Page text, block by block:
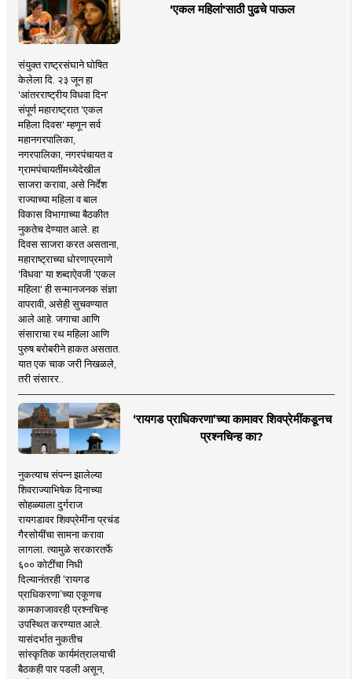
'एकल महिलां'साठी पुढचे पाऊल
संयुक्त राष्ट्रसंघाने घोषित
केलेला दि. २३ जून हा
'आंतरराष्ट्रीय विधवा दिन'
संपूर्ण महाराष्ट्रात 'एकल
महिला दिवस' म्हणून सर्व
महानगरपालिका,
नगरपालिका, नगरपंचायत व
ग्रामपंचायतींमध्येदेखील
साजरा करावा, असे निर्देश
राज्याच्या महिला व बाल
विकास विभागाच्या बैठकीत
नुकतेच देण्यात आले. हा
दिवस साजरा करत असताना,
महाराष्ट्राच्या धोरणाप्रमाणे
'विधवा' या शब्दाऐवजी 'एकल
महिला' ही सन्मानजनक संज्ञा
वापरावी, असेही सुचवण्यात
आले आहे. जगाचा आणि
संसाराचा रथ महिला आणि
पुरुष बरोबरीने हाकत असतात.
यात एक चाक जरी निखळले,
तरी संसारर..
‘रायगड प्राधिकरणा’च्या कामावर शिवप्रेमींकडूनच
प्रश्नचिन्ह का?
नुकत्याच संपन्न झालेल्या
शिवराज्याभिषेक दिनाच्या
सोहळ्याला दुर्गराज
रायगडावर शिवप्रेमींना प्रचंड
गैरसोयींचा सामना करावा
लागला. त्यामुळे सरकारतर्फे
६०० कोटींचा निधी
दिल्यानंतरही ‘रायगड
प्राधिकरणा’च्या एकूणच
कामकाजावरही प्रश्नचिन्ह
उपस्थित करण्यात आले.
यासंदर्भात नुकतीच
सांस्कृतिक कार्यमंत्रालयाची
बैठकही पार पडली असून,